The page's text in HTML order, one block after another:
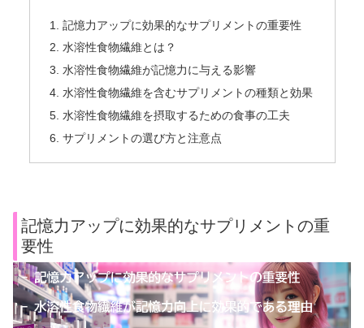
記憶力アップに効果的なサプリメントの重要性
水溶性食物繊維とは？
水溶性食物繊維が記憶力に与える影響
水溶性食物繊維を含むサプリメントの種類と効果
水溶性食物繊維を摂取するための食事の工夫
サプリメントの選び方と注意点
記憶力アップに効果的なサプリメントの重
要性